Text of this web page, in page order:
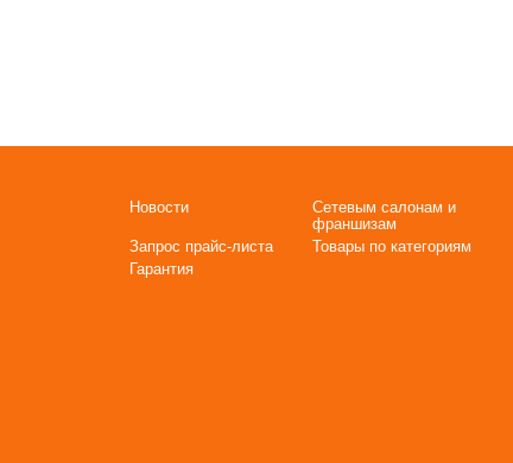
Новости
Сетевым салонам и
франшизам
Запрос прайс-листа
Товары по категориям
Гарантия